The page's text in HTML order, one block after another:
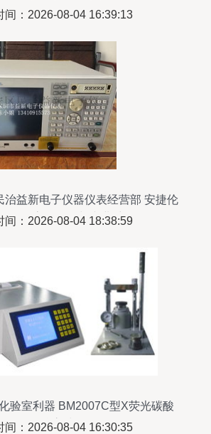
间：2026-08-04 16:39:13
治益新电子仪器仪表经营部 安捷伦
高价回收与专业维修服务
间：2026-08-04 18:38:59
验室利器 BM2007C型X荧光碳酸
钙测量仪高清解析
间：2026-08-04 16:30:35